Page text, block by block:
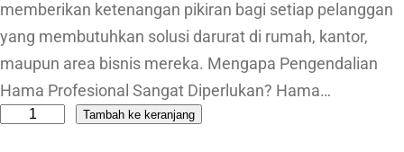
memberikan ketenangan pikiran bagi setiap pelanggan
yang membutuhkan solusi darurat di rumah, kantor,
maupun area bisnis mereka. Mengapa Pengendalian
Hama Profesional Sangat Diperlukan? Hama…
Tambah ke keranjang